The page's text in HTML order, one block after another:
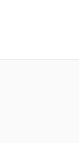
средства в глаза и
продукта.